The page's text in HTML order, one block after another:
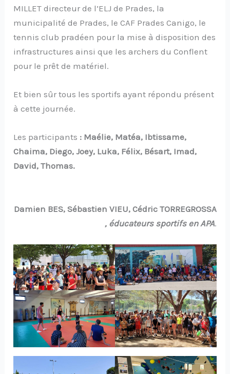
MILLET directeur de l’ELJ de Prades, la
municipalité de Prades, le CAF Prades Canigo, le
tennis club pradéen pour la mise à disposition des
infrastructures ainsi que les archers du Conflent
pour le prêt de matériel.
Et bien sûr tous les sportifs ayant répondu présent
à cette journée.
Les participants : Maélie, Matéa, Ibtissame,
Chaima, Diego, Joey, Luka, Félix, Bésart, Imad,
David, Thomas.
Damien BES, Sébastien VIEU, Cédric TORREGROSSA
, éducateurs sportifs en APA.